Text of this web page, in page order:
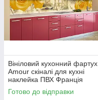
Вініловий кухонний фартух
Amour скіналі для кухні
наклейка ПВХ Франція
Ейфелева вежа жовті
Троянди 600х2000 мм
Готово до відправки